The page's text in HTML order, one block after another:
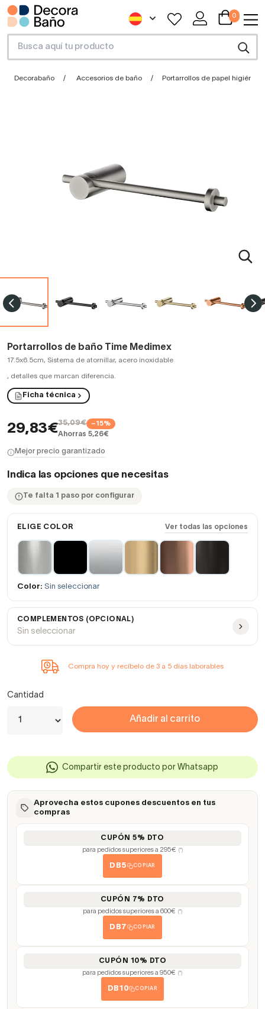
0
Decorabaño Accesorios de baño Portarrollos de papel higiénico
Portarrollos de baño Time Medimex
17.5x6.5cm, Sistema de atornillar, acero inoxidable
, detalles que marcan diferencia.
Ficha técnica
29,83€35,09€ −15%
Ahorras 5,26€
Mejor precio garantizado
Indica las opciones que necesitas
Te falta 1 paso por configurar
ELIGE COLOR Ver todas las opciones
Color: Sin seleccionar
COMPLEMENTOS (OPCIONAL)
Sin seleccionar
Compra hoy y recíbelo de 3 a 5 días laborables
Cantidad
Añadir al carrito
Compartir este producto por Whatsapp
Aprovecha estos cupones descuentos en tus
compras
CUPÓN 5% DTO
para pedidos superiores a 295€ (*)
DB5 COPIAR
CUPÓN 7% DTO
para pedidos superiores a 600€ (*)
DB7 COPIAR
CUPÓN 10% DTO
para pedidos superiores a 950€ (*)
DB10 COPIAR